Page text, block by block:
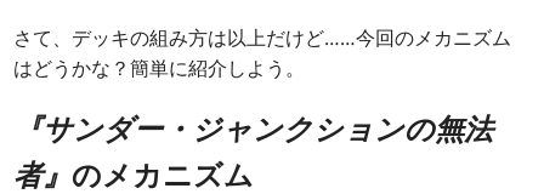
さて、デッキの組み方は以上だけど……今回のメカニズム
はどうかな？簡単に紹介しよう。
『サンダー・ジャンクションの無法
者』 のメカニズム